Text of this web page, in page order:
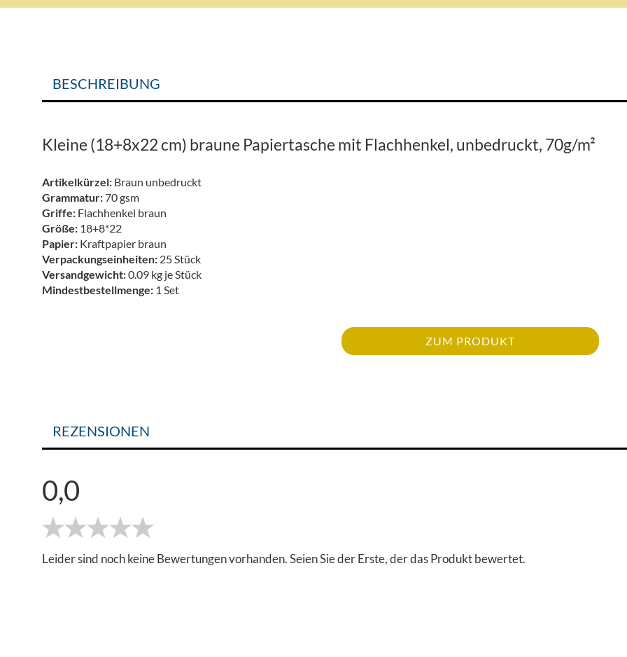
BESCHREIBUNG
Kleine (18+8x22 cm) braune Papiertasche mit Flachhenkel, unbedruckt, 70g/m²
Artikelkürzel: Braun unbedruckt
Grammatur:70 gsm
Griffe: Flachhenkel braun
Größe: 18+8*22
Papier: Kraftpapier braun
Verpackungseinheiten: 25 Stück
Versandgewicht:0.09 kg je Stück
Mindestbestellmenge: 1 Set
ZUM PRODUKT
REZENSIONEN
0,0
Leider sind noch keine Bewertungen vorhanden. Seien Sie der Erste, der das Produkt bewertet.